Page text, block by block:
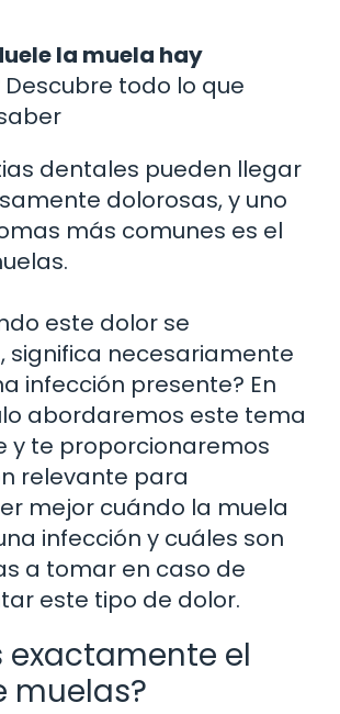
la muela hay
Descubre todo lo que
dentales pueden llegar
dolorosas, y uno
más comunes es el
este dolor se
significa necesariamente
infección presente? En
abordaremos este tema
y te proporcionaremos
relevante para
mejor cuándo la muela
infección y cuáles son
a tomar en caso de
este tipo de dolor.
exactamente el
muelas?